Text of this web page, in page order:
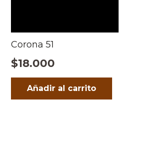
Corona 51
$18.000
Añadir al carrito